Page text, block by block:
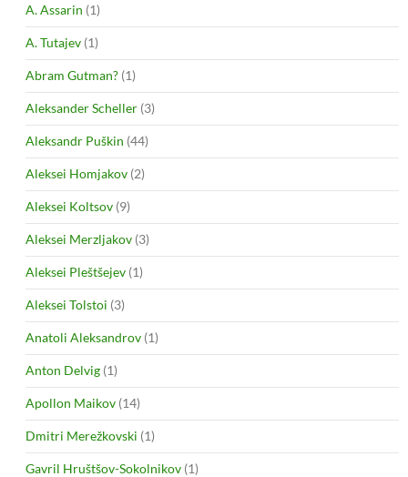
A. Assarin (1)
A. Tutajev (1)
Abram Gutman? (1)
Aleksander Scheller (3)
Aleksandr Puškin (44)
Aleksei Homjakov (2)
Aleksei Koltsov (9)
Aleksei Merzljakov (3)
Aleksei Pleštšejev (1)
Aleksei Tolstoi (3)
Anatoli Aleksandrov (1)
Anton Delvig (1)
Apollon Maikov (14)
Dmitri Merežkovski (1)
Gavril Hruštšov-Sokolnikov (1)